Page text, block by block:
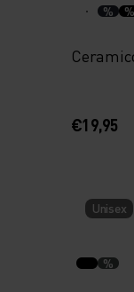
% %
€19,95
Unisex
%